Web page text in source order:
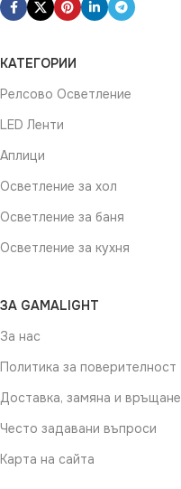
КАТЕГОРИИ
Релсово Осветление
LED Ленти
Аплици
Осветление за хол
Осветление за баня
Осветление за кухня
ЗА GAMALIGHT
За нас
Политика за поверителност
Доставка, замяна и връщане
Често задавани въпроси
Карта на сайта